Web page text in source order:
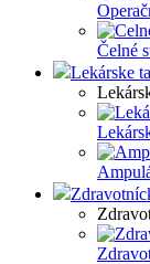
Čelné
Lekárske